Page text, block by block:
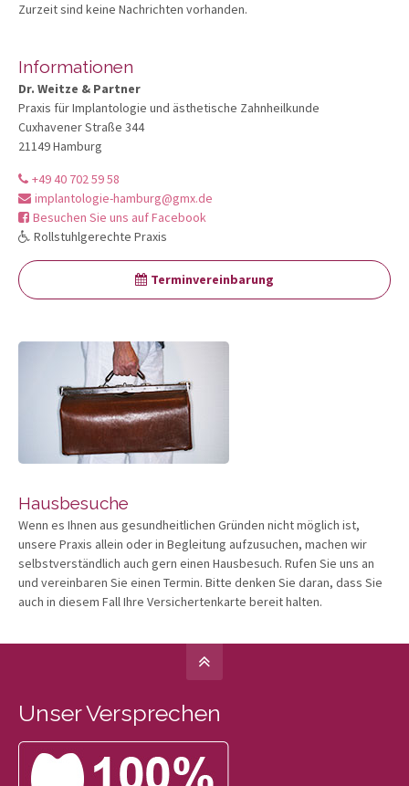
Zurzeit sind keine Nachrichten vorhanden.
Informationen
Dr. Weitze & Partner
Praxis für Implantologie und ästhetische Zahnheilkunde
Cuxhavener Straße 344
21149 Hamburg
+49 40 702 59 58
implantologie-hamburg@gmx.de
Besuchen Sie uns auf Facebook
Rollstuhlgerechte Praxis
Terminvereinbarung
Hausbesuche
Wenn es Ihnen aus gesundheitlichen Gründen nicht möglich ist,
unsere Praxis allein oder in Begleitung aufzusuchen, machen wir
selbstverständlich auch gern einen Hausbesuch. Rufen Sie uns an
und vereinbaren Sie einen Termin. Bitte denken Sie daran, dass Sie
auch in diesem Fall Ihre Versichertenkarte bereit halten.
Unser Versprechen